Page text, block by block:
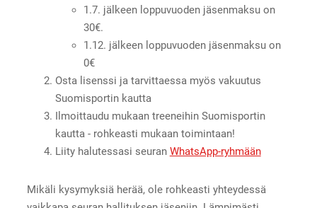
1.7. jälkeen loppuvuoden jäsenmaksu on
30€.
1.12. jälkeen loppuvuoden jäsenmaksu on
0€
Osta lisenssi ja tarvittaessa myös vakuutus
Suomisportin kautta
Ilmoittaudu mukaan treeneihin Suomisportin
kautta - rohkeasti mukaan toimintaan!
Liity halutessasi seuran WhatsApp-ryhmään
Mikäli kysymyksiä herää, ole rohkeasti yhteydessä